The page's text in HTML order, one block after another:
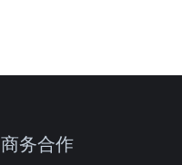
商务合作